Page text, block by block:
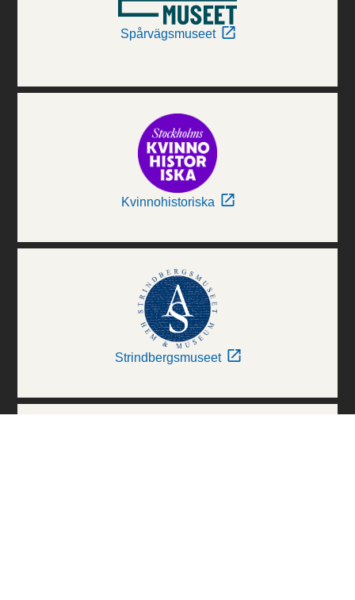
Spårvägsmuseet
Kvinnohistoriska
Strindbergsmuseet